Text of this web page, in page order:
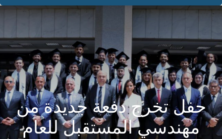
حفل تخرج دفعة جديدة من
مهندسي المستقبل للعام